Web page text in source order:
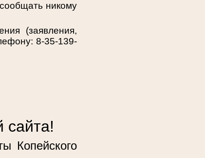
никому
(заявления,
8-35-139-
сайта!
Копейского